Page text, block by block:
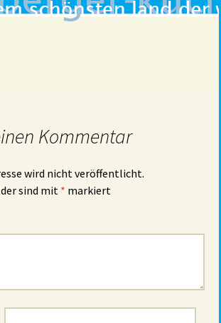
Kommentar
wird nicht veröffentlicht.
sind mit * markiert